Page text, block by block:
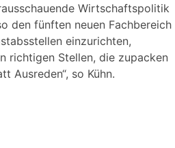
Wirtschaftspolitik
den fünften neuen Fachbereich
einzurichten,
richtigen Stellen, die zupacken
Ausreden“, so Kühn.